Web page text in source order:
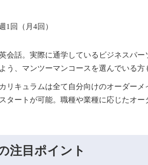
1回（月4回）
会話。実際に通学しているビジネスパ
う、マンツーマンコースを選んでいる方
リキュラムは全て自分向けのオーダー
タートが可能。職種や業種に応じたオ
注目ポイント